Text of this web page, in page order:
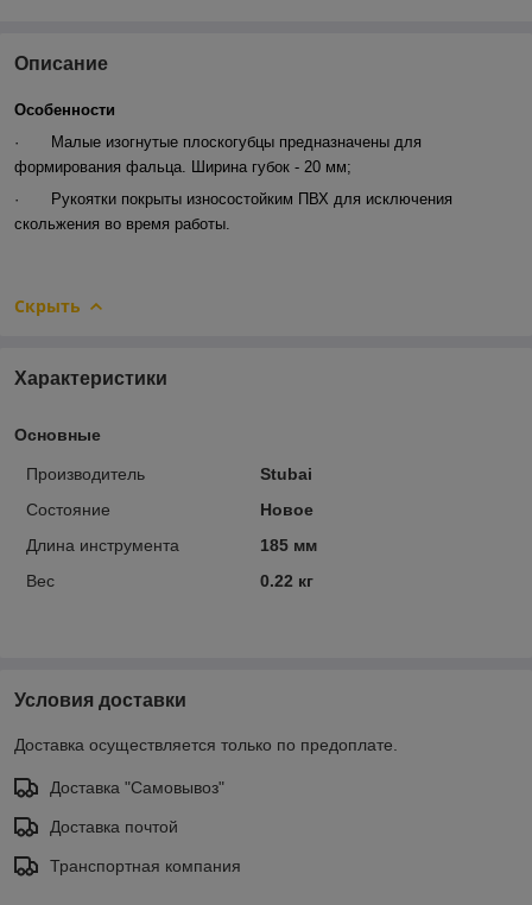
Описание
Особенности
·
Малые изогнутые плоскогубцы предназначены для
формирования фальца. Ширина губок - 20 мм;
·
Рукоятки покрыты износостойким ПВХ для исключения
скольжения во время работы.
Скрыть
Характеристики
Основные
Производитель
Stubai
Состояние
Новое
Длина инструмента
185 мм
Вес
0.22 кг
Условия доставки
Доставка осуществляется только по предоплате.
Доставка "Самовывоз"
Доставка почтой
Транспортная компания